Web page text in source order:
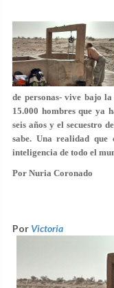
de personas- vive bajo
15.000 hombres que ya
seis años y el secuestro
sabe. Una realidad que
inteligencia de todo el
Por Nuria Coronado
Por Victoria